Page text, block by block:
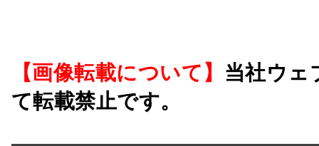
【画像転載について】 当社ウェ
て転載禁止です。